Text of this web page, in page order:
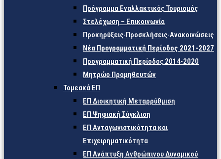
Πρόγραμμα Εναλλακτικός Τουρισμός
Στελέχωση – Επικοινωνία
Προκηρύξεις-Προσκλήσεις-Ανακοινώσεις
Νέα Προγραμματική Περίοδος 2021-2027
Προγραμματική Περίοδος 2014-2020
Μητρώο Προμηθευτών
Τομεακά ΕΠ
ΕΠ Διοικητική Μεταρρύθμιση
ΕΠ Ψηφιακή Σύγκλιση
ΕΠ Ανταγωνιστικότητα και
Επιχειρηματικότητα
ΕΠ Ανάπτυξη Ανθρώπινου Δυναμικού